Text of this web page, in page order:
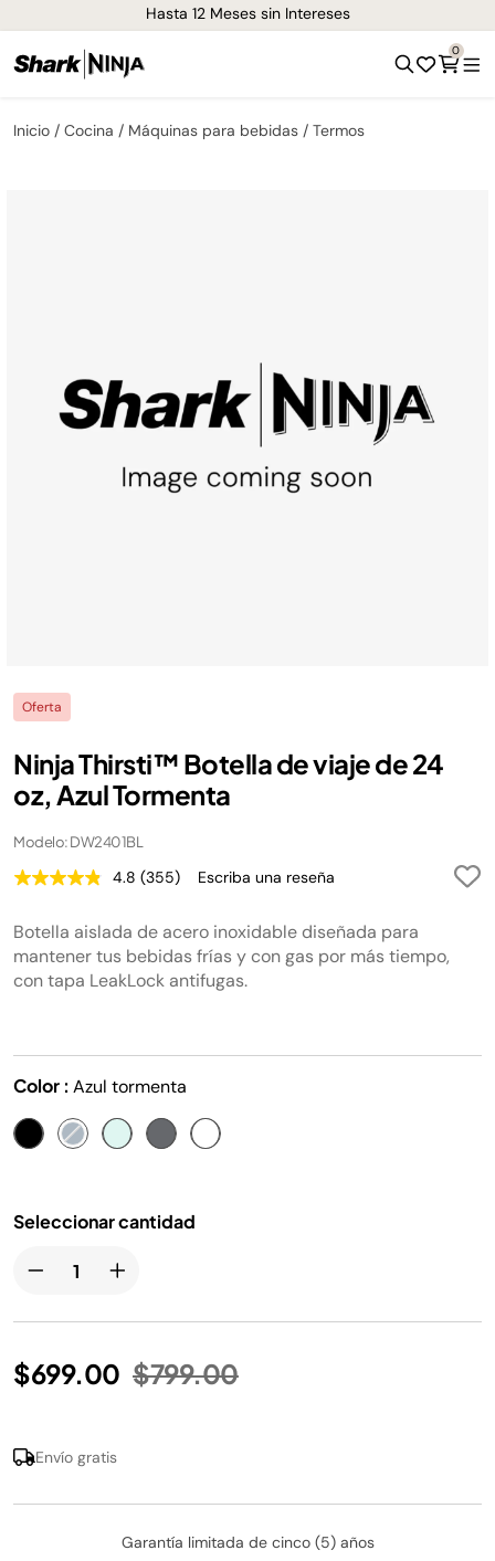
¡Envíos GRATIS de 1-3 días en
0
Inicio Cocina Máquinas para bebidas Termos
Oferta
Ninja Thirsti™ Botella de viaje de 24
oz, Azul Tormenta
Modelo: DW2401BL
4.8 Lea
reseñas.
Enlace
en
la
misma
(355) Escriba una reseña
Botella aislada de acero inoxidable diseñada para
mantener tus bebidas frías y con gas por más tiempo,
con tapa LeakLock antifugas.
Color : Azul tormenta
Seleccionar cantidad
$699.00 Precio reducido de
$799.00a
Envío gratis
Garantía limitada de cinco (5) años